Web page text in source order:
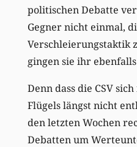
politischen Debatte
Gegner nicht einmal,
Verschleierungstaktik
gingen sie ihr
Denn dass die CSV
Flügels längst nicht
den letzten Wochen
Debatten um